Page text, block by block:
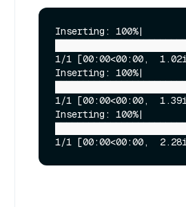
Inserting: 100%|
1/1 [00:00<00:00,
Inserting: 100%|
1/1 [00:00<00:00,
Inserting: 100%|